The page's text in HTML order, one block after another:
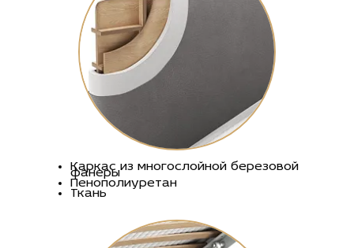
Каркас из многослойной березовой
фанеры
Пенополиуретан
Ткань